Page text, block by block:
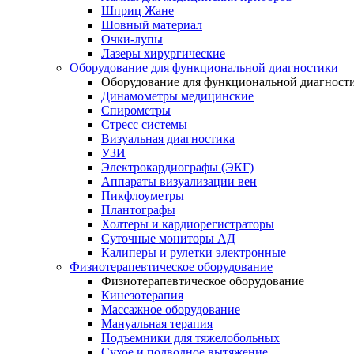
Шприц Жане
Шовный материал
Очки-лупы
Лазеры хирургические
Оборудование для функциональной диагностики
Оборудование для функциональной
Динамометры медицинские
Спирометры
Стресс системы
Визуальная диагностика
УЗИ
Электрокардиографы (ЭКГ)
Аппараты визуализации вен
Пикфлоуметры
Плантографы
Холтеры и кардиорегистраторы
Суточные мониторы АД
Калиперы и рулетки электронные
Физиотерапевтическое оборудование
Физиотерапевтическое оборудование
Кинезотерапия
Массажное оборудование
Мануальная терапия
Подъемники для тяжелобольных